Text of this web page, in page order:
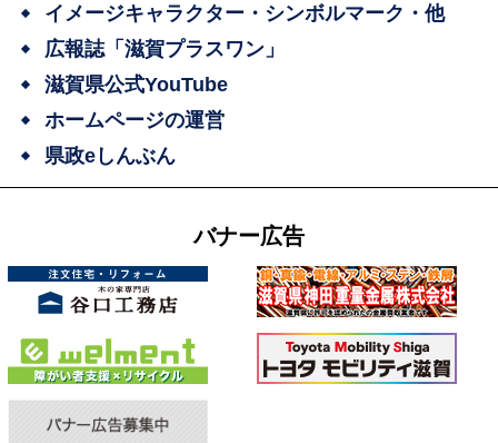
イメージキャラクター・シンボルマーク・他
広報誌「滋賀プラスワン」
滋賀県公式YouTube
ホームページの運営
県政eしんぶん
バナー広告